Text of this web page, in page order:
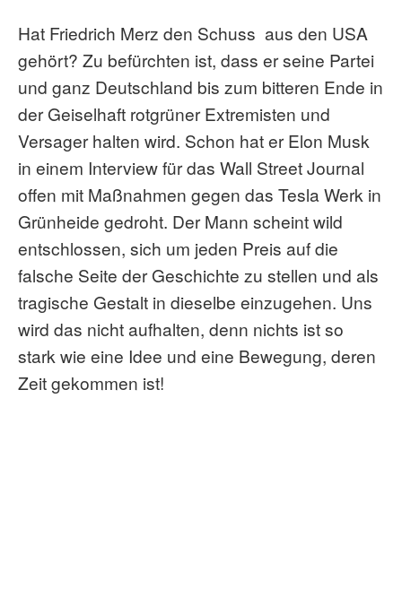
Hat Friedrich Merz den Schuss aus den USA
gehört? Zu befürchten ist, dass er seine Partei
und ganz Deutschland bis zum bitteren Ende in
der Geiselhaft rotgrüner Extremisten und
Versager halten wird. Schon hat er Elon Musk
in einem Interview für das Wall Street Journal
offen mit Maßnahmen gegen das Tesla Werk in
Grünheide gedroht. Der Mann scheint wild
entschlossen, sich um jeden Preis auf die
falsche Seite der Geschichte zu stellen und als
tragische Gestalt in dieselbe einzugehen. Uns
wird das nicht aufhalten, denn nichts ist so
stark wie eine Idee und eine Bewegung, deren
Zeit gekommen ist!